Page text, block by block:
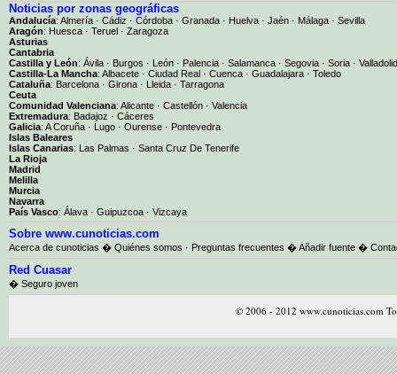
Noticias por zonas geográficas
Andalucía: Almería · Cádiz · Córdoba · Granada · Huelva · Jaén · Málaga · Sevilla
Aragón: Huesca · Teruel · Zaragoza
Asturias
Cantabria
Castilla y León: Ávila · Burgos · León · Palencia · Salamanca · Segovia · Soria · Valladolid
Castilla-La Mancha: Albacete · Ciudad Real · Cuenca · Guadalajara · Toledo
Cataluña: Barcelona · Girona · Lleida · Tarragona
Ceuta
Comunidad Valenciana: Alicante · Castellón · Valencia
Extremadura: Badajoz · Cáceres
Galicia: A Coruña · Lugo · Ourense · Pontevedra
Islas Baleares
Islas Canarias: Las Palmas · Santa Cruz De Tenerife
La Rioja
Madrid
Melilla
Murcia
Navarra
País Vasco: Álava · Guipuzcoa · Vizcaya
Sobre www.cunoticias.com
Acerca de cunoticias � Quiénes somos · Preguntas frecuentes �Añadir fuente �
Red Cuasar
� Seguro joven
© 2006 - 2012 www.cunoticias.com